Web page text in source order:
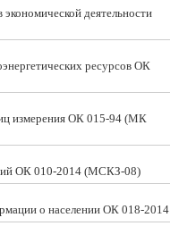
деятельности
ресурсов ОК
измерения ОК 015-94 (МК
ОК 010-2014 (МСКЗ-08)
о населении ОК 018-2014